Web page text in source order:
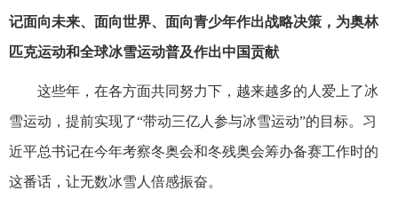
记面向未来、面向世界、面向青少年作出战略决策，为奥林
匹克运动和全球冰雪运动普及作出中国贡献
这些年，在各方面共同努力下，越来越多的人爱上了冰
雪运动，提前实现了“带动三亿人参与冰雪运动”的目标。习
近平总书记在今年考察冬奥会和冬残奥会筹办备赛工作时的
这番话，让无数冰雪人倍感振奋。